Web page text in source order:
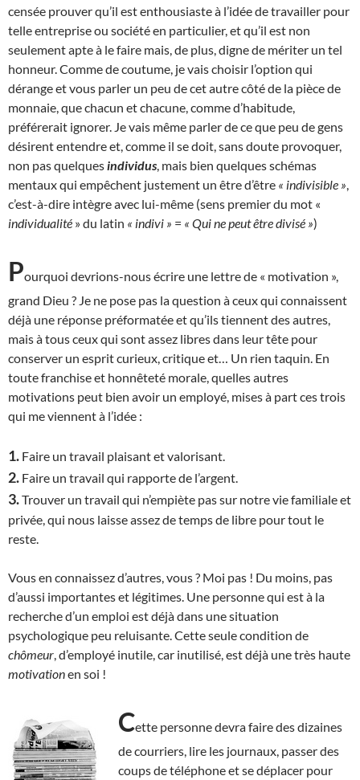
censée prouver qu’il est enthousiaste à l’idée de travailler pour
telle entreprise ou société en particulier, et qu’il est non
seulement apte à le faire mais, de plus, digne de mériter un tel
honneur. Comme de coutume, je vais choisir l’option qui
dérange et vous parler un peu de cet autre côté de la pièce de
monnaie, que chacun et chacune, comme d’habitude,
préférerait ignorer. Je vais même parler de ce que peu de gens
désirent entendre et, comme il se doit, sans doute provoquer,
non pas quelques individus , mais bien quelques schémas
mentaux qui empêchent justement un être d’être « indivisible »
c’est-à-dire intègre avec lui-même (sens premier du mot «
individualité » du latin « indivi » = « Qui ne peut être divisé »)
Pourquoi devrions-nous écrire une lettre de « motivation »,
grand Dieu ? Je ne pose pas la question à ceux qui connaissent
déjà une réponse préformatée et qu’ils tiennent des autres,
mais à tous ceux qui sont assez libres dans leur tête pour
conserver un esprit curieux, critique et… Un rien taquin. En
toute franchise et honnêteté morale, quelles autres
motivations peut bien avoir un employé, mises à part ces trois
qui me viennent à l’idée :
1. Faire un travail plaisant et valorisant.
2. Faire un travail qui rapporte de l’argent.
3.Trouver un travail qui n’empiète pas sur notre vie familiale et
privée, qui nous laisse assez de temps de libre pour tout le
reste.
Vous en connaissez d’autres, vous ? Moi pas ! Du moins, pas
d’aussi importantes et légitimes. Une personne qui est à la
recherche d’un emploi est déjà dans une situation
psychologique peu reluisante. Cette seule condition de
chômeur , d’employé inutile, car inutilisé, est déjà une très haute
motivationen soi !
Cette personne devra faire des dizaines
de courriers, lire les journaux, passer des
coups de téléphone et se déplacer pour